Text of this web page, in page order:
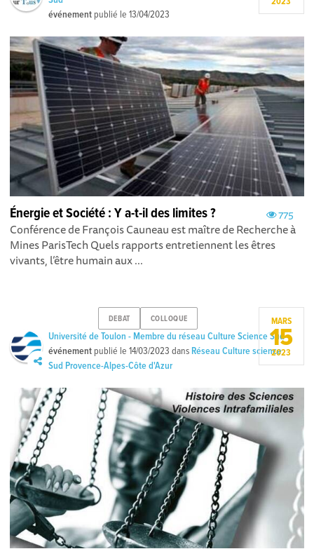
événement publié le13/04/2023
775
Énergie et Société : Y a-t-il des limites ?
Conférence de François Cauneau est maître de Recherche à
Mines ParisTech Quels rapports entretiennent les êtres
vivants, l’être humain aux ...
DEBAT COLLOQUE
Université de Toulon - Membre du réseau Culture Science Sud
événement publié le14/03/2023 dans Réseau Culture science
Sud Provence-Alpes-Côte d'Azur
MARS
15
2023